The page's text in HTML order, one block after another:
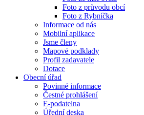
Foto z průvodu obcí
Foto z Rybníčka
Informace od nás
Mobilní aplikace
Jsme členy
Mapové podklady
Profil zadavatele
Dotace
Obecní úřad
Povinné informace
Čestné prohlášení
E-podatelna
Úřední deska